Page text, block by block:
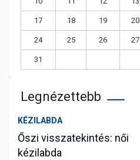
17 18 19 20
24 25 26 27
31
Legnézettebb
KÉZILABDA
Őszi visszatekintés: női
kézilabda